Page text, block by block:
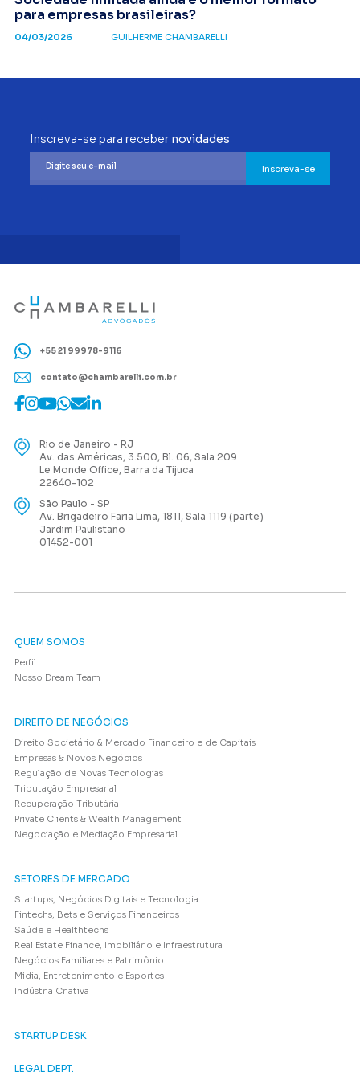
para empresas brasileiras?
04/03/2026 GUILHERME CHAMBARELLI
Inscreva-se para receber novidades
Inscreva-se
+55 21 99978-9116
contato@chambarelli.com.br
Rio de Janeiro - RJ
Av. das Américas, 3.500, Bl. 06, Sala 209
Le Monde Office, Barra da Tijuca
22640-102
São Paulo - SP
Av. Brigadeiro Faria Lima, 1811, Sala 1119 (parte)
Jardim Paulistano
01452-001
QUEM SOMOS
Perfil
Nosso Dream Team
DIREITO DE NEGÓCIOS
Direito Societário & Mercado Financeiro e de Capitais
Empresas & Novos Negócios
Regulação de Novas Tecnologias
Tributação Empresarial
Recuperação Tributária
Private Clients & Wealth Management
Negociação e Mediação Empresarial
SETORES DE MERCADO
Startups, Negócios Digitais e Tecnologia
Fintechs, Bets e Serviços Financeiros
Saúde e Healthtechs
Real Estate Finance, Imobiliário e Infraestrutura
Negócios Familiares e Patrimônio
Mídia, Entretenimento e Esportes
Indústria Criativa
STARTUP DESK
LEGAL DEPT.